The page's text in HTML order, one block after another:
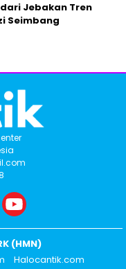
Jebakan Tren
Seimbang
(HMN)
Halocantik.com